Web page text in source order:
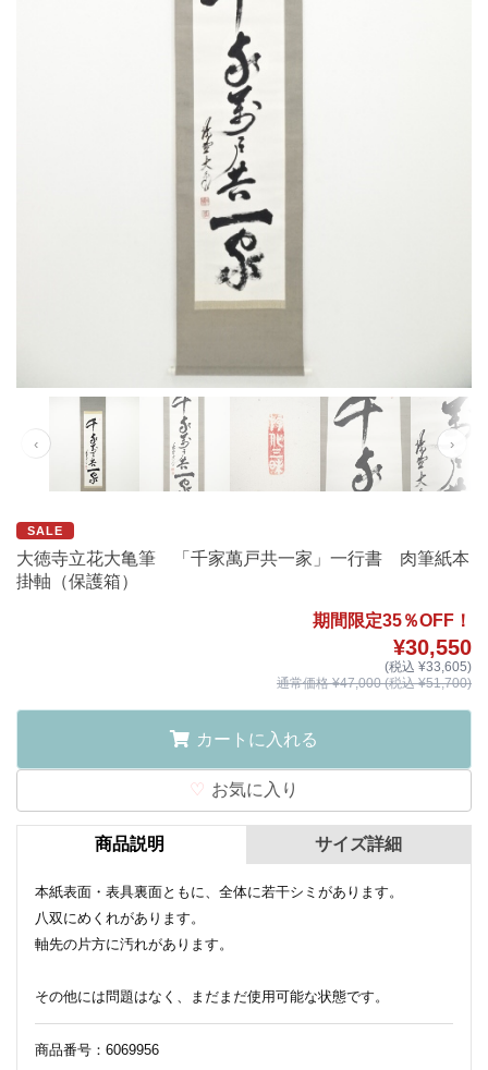
‹ ›
SALE
大徳寺立花大亀筆 「千家萬戸共一家」一行書 肉筆紙本
掛軸（保護箱）
期間限定35％OFF！
¥30,550
(税込 ¥33,605)
通常価格 ¥47,000 (税込 ¥51,700)
カートに入れる
お気に入り
商品説明
本紙表面・表具裏面ともに、全体に若干シミがあります。
八双にめくれがあります。
軸先の片方に汚れがあります。
その他には問題はなく、まだまだ使用可能な状態です。
商品番号：6069956
サイズ詳細